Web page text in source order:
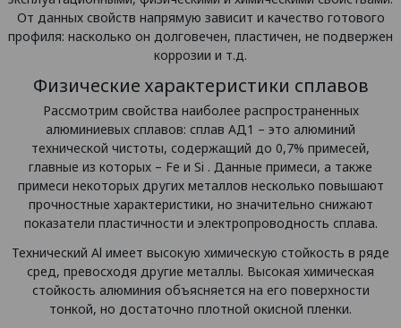
От данных свойств напрямую зависит и качество готового
профиля: насколько он долговечен, пластичен, не подвержен
коррозии и т.д.
Физические характеристики сплавов
Рассмотрим свойства наиболее распространенных
алюминиевых сплавов: сплав АД1 – это алюминий
технической чистоты, содержащий до 0,7% примесей,
главные из которых – Fe и Si . Данные примеси, а также
примеси некоторых других металлов несколько повышают
прочностные характеристики, но значительно снижают
показатели пластичности и электропроводность сплава.
Технический Аl имеет высокую химическую стойкость в ряде
сред, превосходя другие металлы. Высокая химическая
стойкость алюминия объясняется на его поверхности
тонкой, но достаточно плотной окисной пленки.